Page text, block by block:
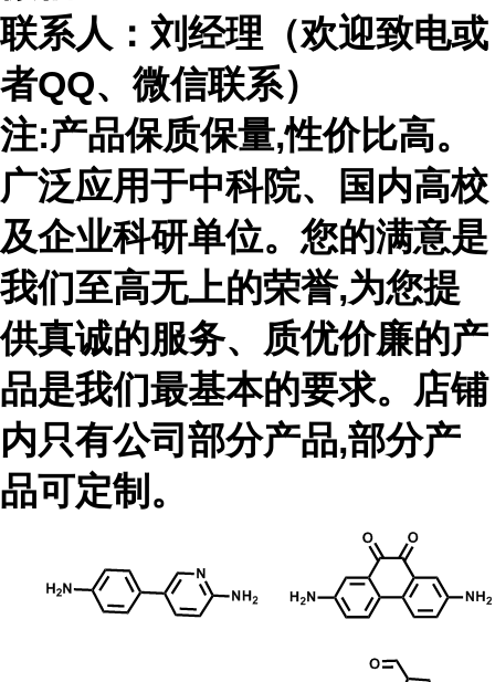
联系人：刘经理（欢迎致电或
者QQ、微信联系）
注:产品保质保量,性价比高。
广泛应用于中科院、国内高校
及企业科研单位。您的满意是
我们至高无上的荣誉,为您提
供真诚的服务、质优价廉的产
品是我们最基本的要求。店铺
内只有公司部分产品,部分产
品可定制。